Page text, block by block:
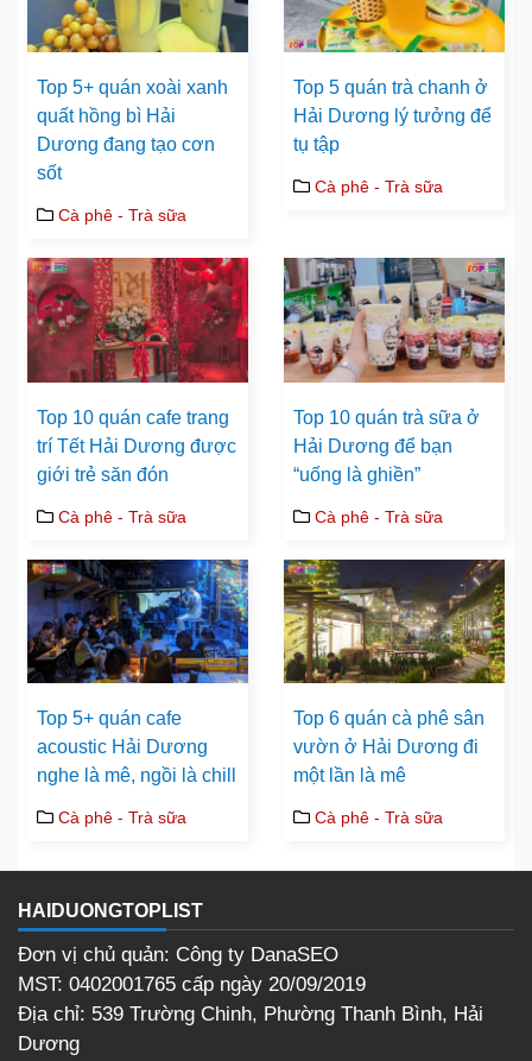
Top 5+ quán xoài xanh
quất hồng bì Hải
Dương đang tạo cơn
sốt
Cà phê - Trà sữa
Top 5 quán trà chanh ở
Hải Dương lý tưởng để
tụ tập
Cà phê - Trà sữa
Top 10 quán cafe trang
trí Tết Hải Dương được
giới trẻ săn đón
Cà phê - Trà sữa
Top 10 quán trà sữa ở
Hải Dương để bạn
“uống là ghiền”
Cà phê - Trà sữa
Top 5+ quán cafe
acoustic Hải Dương
nghe là mê, ngồi là chill
Cà phê - Trà sữa
Top 6 quán cà phê sân
vườn ở Hải Dương đi
một lần là mê
Cà phê - Trà sữa
HAIDUONGTOPLIST
Đơn vị chủ quản: Công ty DanaSEO
MST: 0402001765 cấp ngày 20/09/2019
Địa chỉ: 539 Trường Chinh, Phường Thanh Bình, Hải
Dương